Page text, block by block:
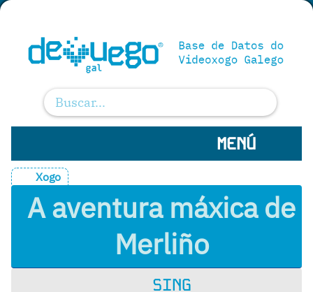
MENÚ
Xogo
A aventura máxica de
Merliño
SING